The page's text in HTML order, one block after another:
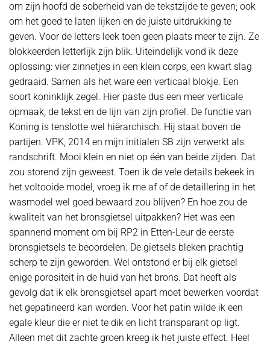
om zijn hoofd de soberheid van de tekstzijde te geven; ook
om het goed te laten lijken en de juiste uitdrukking te
geven. Voor de letters leek toen geen plaats meer te zijn. Ze
blokkeerden letterlijk zijn blik. Uiteindelijk vond ik deze
oplossing: vier zinnetjes in een klein corps, een kwart slag
gedraaid. Samen als het ware een verticaal blokje. Een
soort koninklijk zegel. Hier paste dus een meer verticale
opmaak, de tekst en de lijn van zijn profiel. De functie van
Koning is tenslotte wel hiërarchisch. Hij staat boven de
partijen. VPK, 2014 en mijn initialen SB zijn verwerkt als
randschrift. Mooi klein en niet op één van beide zijden. Dat
zou storend zijn geweest. Toen ik de vele details bekeek in
het voltooide model, vroeg ik me af of de detaillering in het
wasmodel wel goed bewaard zou blijven? En hoe zou de
kwaliteit van het bronsgietsel uitpakken? Het was een
spannend moment om bij RP2 in Etten-Leur de eerste
bronsgietsels te beoordelen. De gietsels bleken prachtig
scherp te zijn geworden. Wel ontstond er bij elk gietsel
enige porositeit in de huid van het brons. Dat heeft als
gevolg dat ik elk bronsgietsel apart moet bewerken voordat
het gepatineerd kan worden. Voor het patin wilde ik een
egale kleur die er niet te dik en licht transparant op ligt.
Alleen met dit zachte groen kreeg ik het juiste effect. Heel